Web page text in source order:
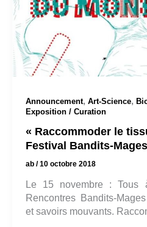
Announcement, Art-Science,
Exposition / Curation
« Raccommoder le
Festival Bandits-
ab /10 octobre 2018
Le 15 novembre : Tous
Rencontres Bandits-
et savoirs mouvants.